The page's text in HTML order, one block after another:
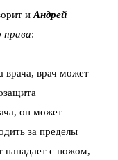
иАндрей
права:
врача, врач может
он может
за пределы
нападает с ножом,